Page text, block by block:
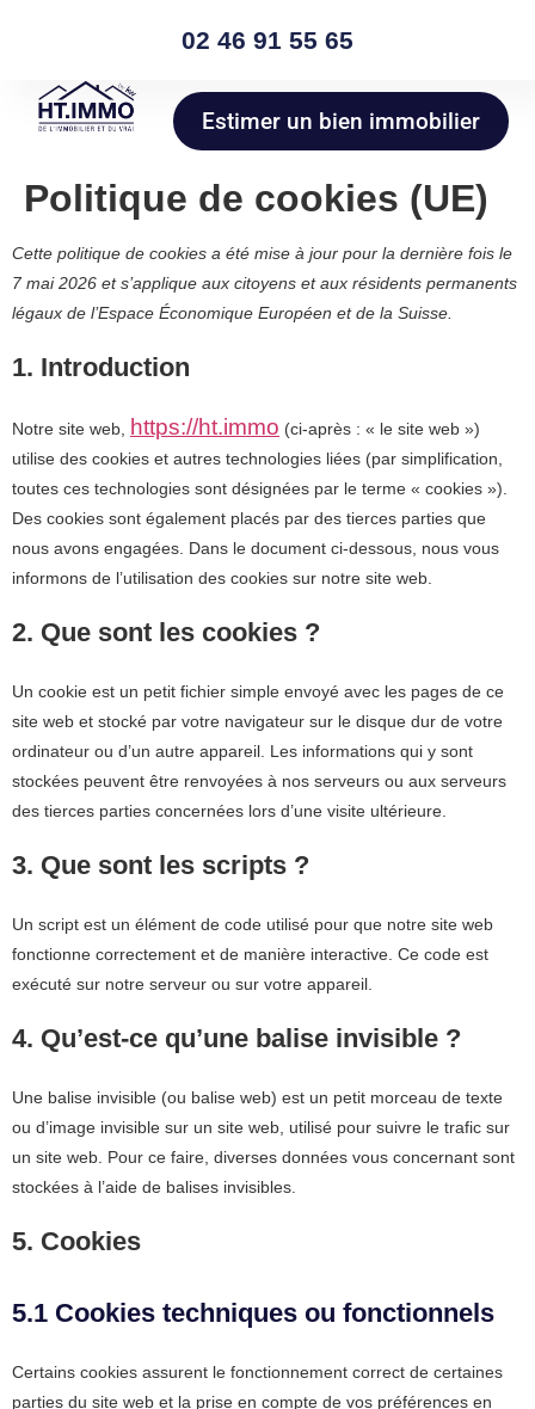
02 46 91 55 65
Estimer un bien immobilier
Politique de cookies (UE)
Cette politique de cookies a été mise à jour pour la dernière fois le
7 mai 2026 et s’applique aux citoyens et aux résidents permanents
légaux de l’Espace Économique Européen et de la Suisse.
1. Introduction
Notre site web, https://ht.immo (ci-après : « le site web »)
utilise des cookies et autres technologies liées (par simplification,
toutes ces technologies sont désignées par le terme « cookies »).
Des cookies sont également placés par des tierces parties que
nous avons engagées. Dans le document ci-dessous, nous vous
informons de l’utilisation des cookies sur notre site web.
2. Que sont les cookies ?
Un cookie est un petit fichier simple envoyé avec les pages de ce
site web et stocké par votre navigateur sur le disque dur de votre
ordinateur ou d’un autre appareil. Les informations qui y sont
stockées peuvent être renvoyées à nos serveurs ou aux serveurs
des tierces parties concernées lors d’une visite ultérieure.
3. Que sont les scripts ?
Un script est un élément de code utilisé pour que notre site web
fonctionne correctement et de manière interactive. Ce code est
exécuté sur notre serveur ou sur votre appareil.
4. Qu’est-ce qu’une balise invisible ?
Une balise invisible (ou balise web) est un petit morceau de texte
ou d’image invisible sur un site web, utilisé pour suivre le trafic sur
un site web. Pour ce faire, diverses données vous concernant sont
stockées à l’aide de balises invisibles.
5. Cookies
5.1 Cookies techniques ou fonctionnels
Certains cookies assurent le fonctionnement correct de certaines
parties du site web et la prise en compte de vos préférences en